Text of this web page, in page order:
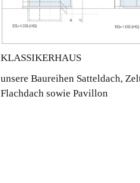
KLASSIKERHAUS
unsere Baureihen Satteldach,
Flachdach sowie Pavillon